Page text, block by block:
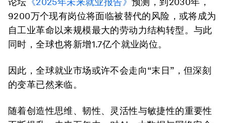
9200万个现有岗位将面临被替代的风险，或将成为
自工业革命以来规模最大的劳动力结构转型。与此
同时，全球也将新增1.7亿个就业岗位。
因此，全球就业市场或许不会走向“末日”，但深刻
的变革已然来临。
随着创造性思维、韧性、灵活性与敏捷性的重要性